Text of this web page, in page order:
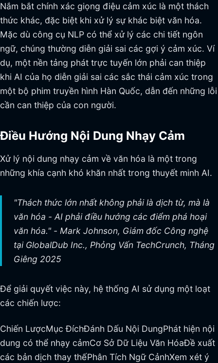
Nắm bắt chính xác giọng điệu cảm xúc là một thách
thức khác, đặc biệt khi xử lý sự khác biệt văn hóa.
Mặc dù công cụ NLP có thể xử lý các chi tiết ngôn
ngữ, chúng thường diễn giải sai các gợi ý cảm xúc. Ví
dụ, một nền tảng phát trực tuyến lớn phải can thiệp
khi AI của họ diễn giải sai các sắc thái cảm xúc trong
một bộ phim truyền hình Hàn Quốc, dẫn đến những lỗi
cần can thiệp của con người.
Điều Hướng Nội Dung Nhạy Cảm
Xử lý nội dung nhạy cảm về văn hóa là một trong
những khía cạnh khó khăn nhất trong thuyết minh AI.
"Thách thức lớn nhất không phải là dịch từ, mà là
văn hóa - AI phải điều hướng các điểm phá hoại
văn hóa." - Mark Johnson, Giám đốc Công nghệ
tại GlobalDub Inc., Phỏng Vấn TechCrunch, Tháng
Giêng 2025
Để giải quyết việc này, hệ thống AI sử dụng một loạt
các chiến lược:
Chiến LượcMục ĐíchĐánh Dấu Nội DungPhát hiện nội
dung có thể nhạy cảmCơ Sở Dữ Liệu Văn HóaĐề xuất
các bản dịch thay thếPhân Tích Ngữ CảnhXem xét ý